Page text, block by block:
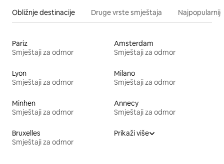
Obližnje destinacije Druge vrste smještaja
Pariz
Smještaji za odmor
Amsterdam
Smještaji za odmor
Lyon
Smještaji za odmor
Milano
Smještaji za odmor
Minhen
Smještaji za odmor
Annecy
Smještaji za odmor
Bruxelles
Smještaji za odmor
Prikaži više